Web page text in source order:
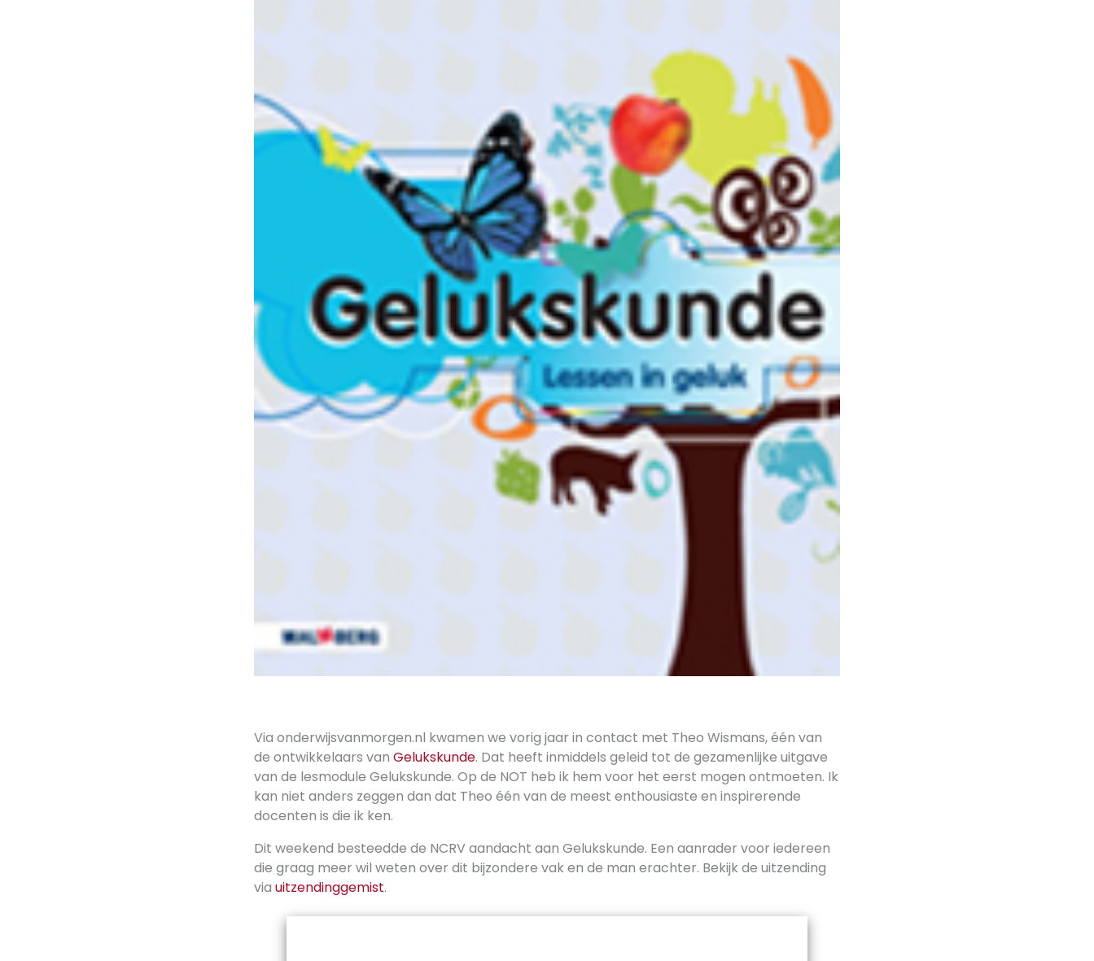
Via onderwijsvanmorgen.nl kwamen we vorig jaar in contact met Theo Wismans, één van
de ontwikkelaars van Gelukskunde. Dat heeft inmiddels geleid tot de gezamenlijke uitgave
van de lesmodule Gelukskunde. Op de NOT heb ik hem voor het eerst mogen ontmoeten. Ik
kan niet anders zeggen dan dat Theo één van de meest enthousiaste en inspirerende
docenten is die ik ken.
Dit weekend besteedde de NCRV aandacht aan Gelukskunde. Een aanrader voor iedereen
die graag meer wil weten over dit bijzondere vak en de man erachter. Bekijk de uitzending
via uitzendinggemist.